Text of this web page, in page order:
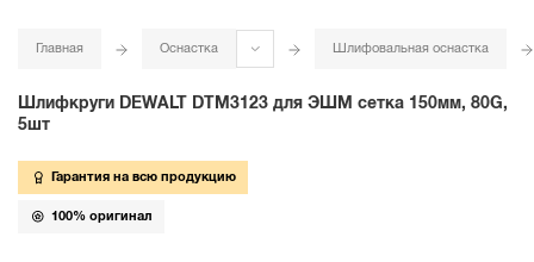
Главная Оснастка Шлифовальная оснастка
Шлифкруги DEWALT DTM3123 для ЭШМ сетка 150мм, 80G,
5шт
Гарантия на всю продукцию
100% оригинал